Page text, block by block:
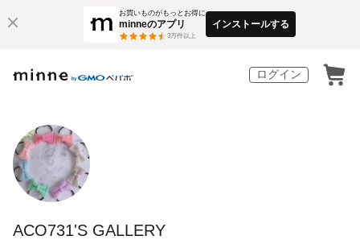
お買いものがもっとお得に
minneのアプリ
3万件以上
インストールする
ログイン
ACO731'S GALLERY